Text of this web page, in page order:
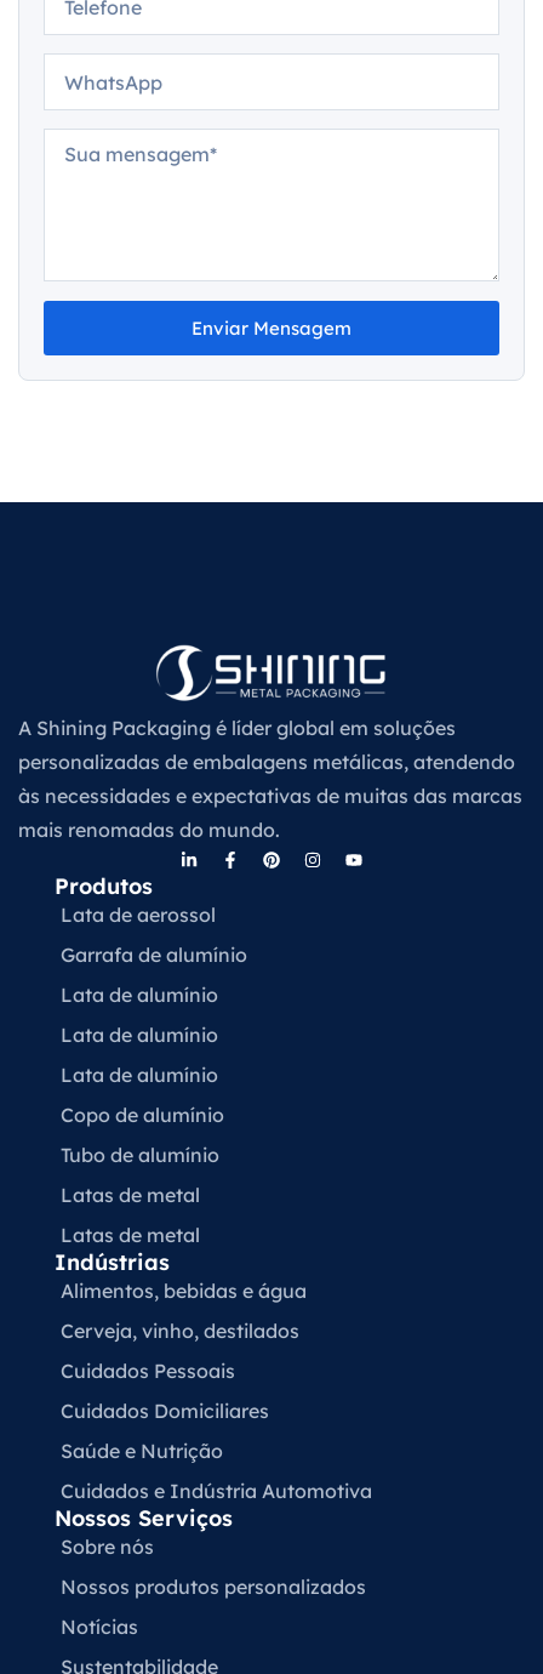
Enviar Mensagem
A Shining Packaging é líder global em soluções
personalizadas de embalagens metálicas, atendendo
às necessidades e expectativas de muitas das marcas
mais renomadas do mundo.
Produtos
Lata de aerossol
Garrafa de alumínio
Lata de alumínio
Lata de alumínio
Lata de alumínio
Copo de alumínio
Tubo de alumínio
Latas de metal
Latas de metal
Indústrias
Alimentos, bebidas e água
Cerveja, vinho, destilados
Cuidados Pessoais
Cuidados Domiciliares
Saúde e Nutrição
Cuidados e Indústria Automotiva
Nossos Serviços
Sobre nós
Nossos produtos personalizados
Notícias
Sustentabilidade